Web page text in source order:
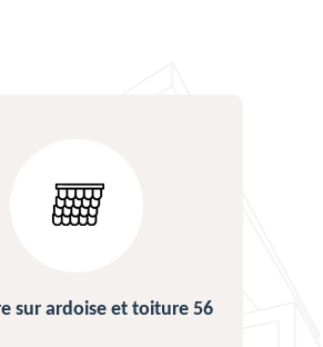
Urgence fuite de toiture 56